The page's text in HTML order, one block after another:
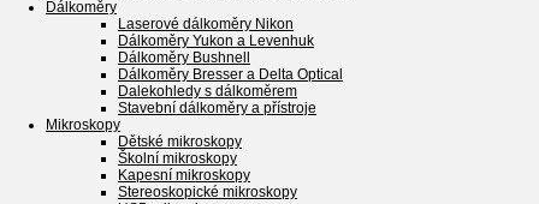
Dálkoměry
Laserové dálkoměry Nikon
Dálkoměry Yukon a Levenhuk
Dálkoměry Bushnell
Dálkoměry Bresser a Delta Optical
Dalekohledy s dálkoměrem
Stavební dálkoměry a přístroje
Mikroskopy
Dětské mikroskopy
Školní mikroskopy
Kapesní mikroskopy
Stereoskopické mikroskopy